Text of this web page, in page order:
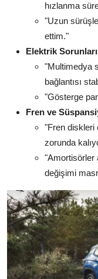
hızlanma
"Uzun
ettim."
Elektrik
"Multimedya
bağlantısı
"Gösterge
Fren ve
"Fren diskleri
zorunda
"Amortisörler
değişimi